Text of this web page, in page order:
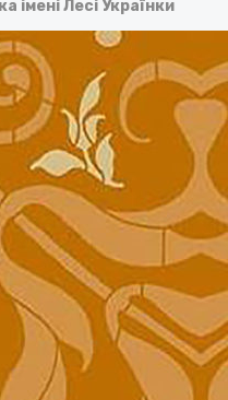
імені Лесі Українки